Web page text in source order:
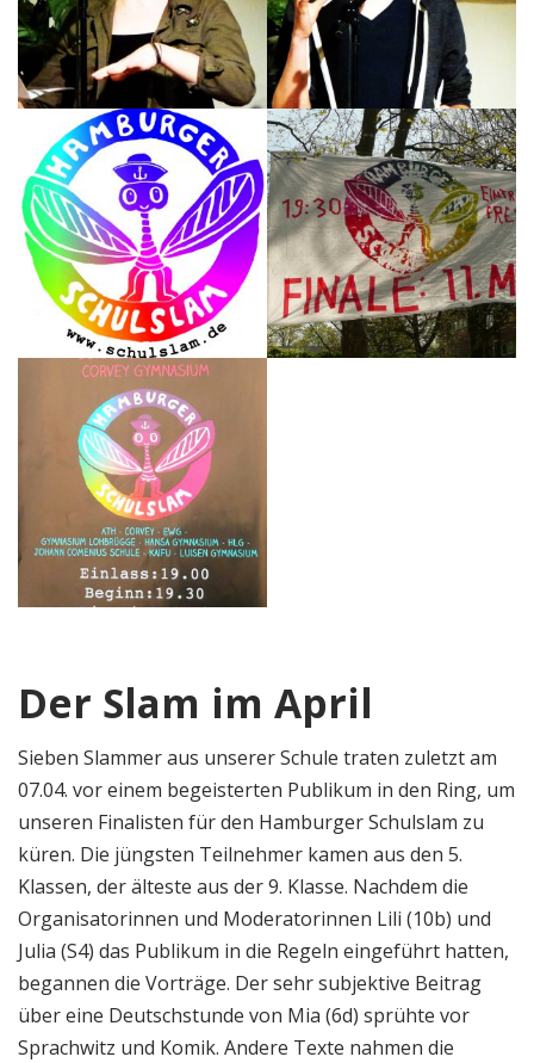
Der Slam im April
Sieben Slammer aus unserer Schule traten zuletzt am
07.04. vor einem begeisterten Publikum in den Ring, um
unseren Finalisten für den Hamburger Schulslam zu
küren. Die jüngsten Teilnehmer kamen aus den 5.
Klassen, der älteste aus der 9. Klasse. Nachdem die
Organisatorinnen und Moderatorinnen Lili (10b) und
Julia (S4) das Publikum in die Regeln eingeführt hatten,
begannen die Vorträge. Der sehr subjektive Beitrag
über eine Deutschstunde von Mia (6d) sprühte vor
Sprachwitz und Komik. Andere Texte nahmen die